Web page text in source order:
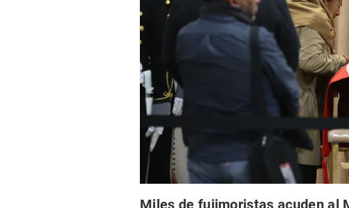
Miles de fujimoristas acuden al